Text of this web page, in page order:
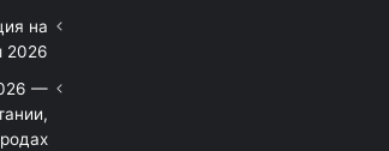
на
2026
—